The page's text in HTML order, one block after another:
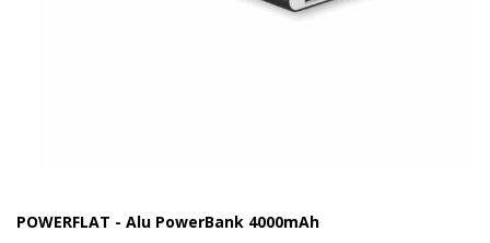
POWERFLAT - Alu PowerBank 4000mAh